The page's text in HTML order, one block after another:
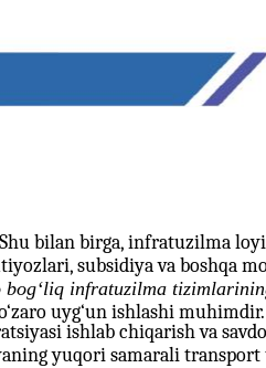
bilan birga, infratuzilma
subsidiya va boshqa
bog‘liq infratuzilma
uyg‘un ishlashi
ishlab chiqarish va
yuqori samarali